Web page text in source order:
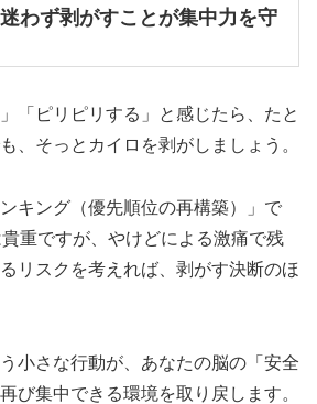
わず剥がすことが集中力を守
「ピリピリする」と感じたら、たと
、そっとカイロを剥がしましょう。
キング（優先順位の再構築）」で
重ですが、やけどによる激痛で残
リスクを考えれば、剥がす決断のほ
小さな行動が、あなたの脳の「安全
び集中できる環境を取り戻します。